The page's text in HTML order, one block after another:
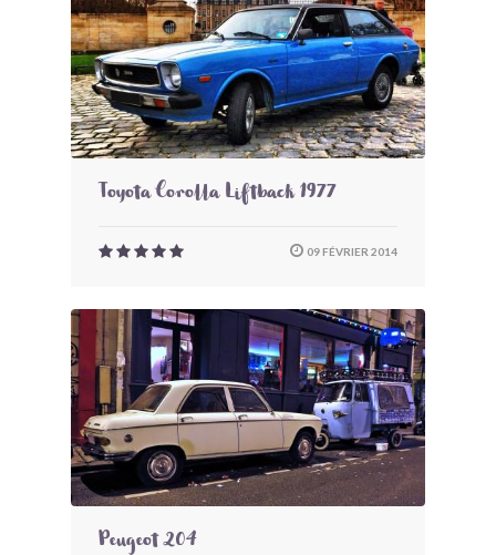
Toyota Corolla Liftback 1977
09 FÉVRIER 2014
Peugeot 204